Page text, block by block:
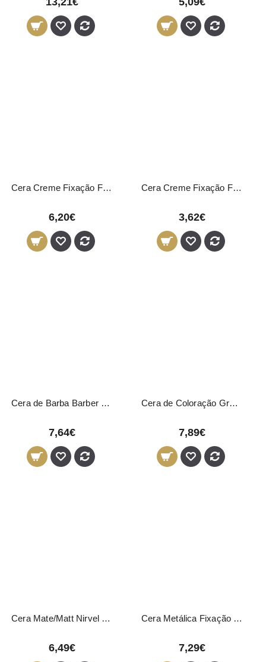
Cera Creme Fixação Forte e Flexível Novon Professional 150ml
6,20€
Cera Creme Fixação Forte e Flexível Novon Professional 50ml
3,62€
Cera de Barba Barber Club Novon Professional 50ml
7,64€
Cera de Coloração Grey Matizadora Novon Professional 100ml
7,89€
Cera Mate/Matt Nirvel 50ml
6,49€
Cera Metálica Fixação Forte Novon Professional 150ml
7,29€